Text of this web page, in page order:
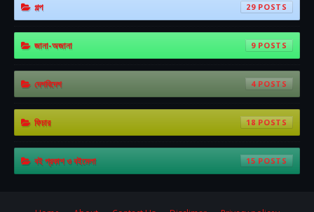
গল্প 29
জানা-অজানা 9
দেশবিদেশ 4
ফিচার 18
বই প্রকাশ ও বইমেলা 15